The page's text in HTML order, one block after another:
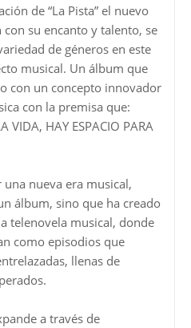
de “La Pista” el nuevo
su encanto y talento, se
de géneros en este
musical. Un álbum que
con un concepto innovador
con la premisa que:
VIDA, HAY ESPACIO PARA
nueva era musical,
álbum, sino que ha creado
telenovela musical, donde
como episodios que
llenas de
a través de